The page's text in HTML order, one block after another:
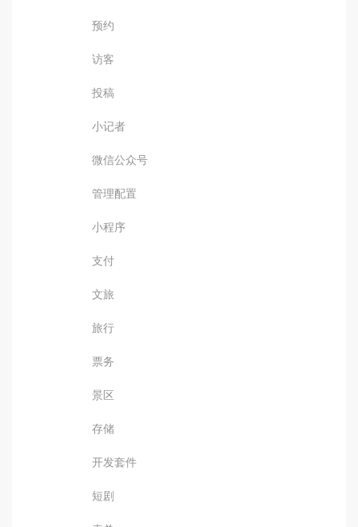
预约
访客
投稿
小记者
微信公众号
管理配置
小程序
支付
文旅
旅行
票务
景区
存储
开发套件
短剧